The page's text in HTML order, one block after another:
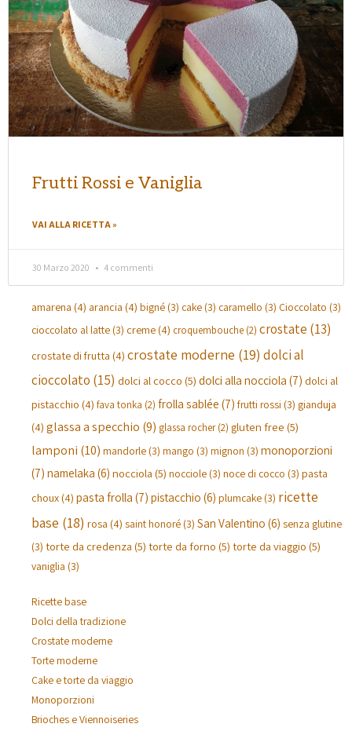
Frutti Rossi e Vaniglia
VAI ALLA RICETTA »
30 Marzo 2020 4 commenti
amarena (4) arancia (4) bigné (3) cake (3) caramello (3) Cioccolato (3)
cioccolato al latte (3) creme(4) croquembouche (2) crostate (13)
crostate di frutta (4) crostate moderne (19) dolci al
cioccolato (15) dolci al cocco (5) dolci alla nocciola (7) dolci al
pistacchio (4) fava tonka (2) frolla sablée (7) frutti rossi (3) gianduja
(4) glassa a specchio (9) glassa rocher(2) gluten free (5)
lamponi (10) mandorle (3) mango (3) mignon (3) monoporzioni
(7) namelaka (6) nocciola (5) nocciole (3) noce di cocco (3) pasta
choux(4) pasta frolla (7) pistacchio (6) plumcake (3) ricette
base (18) rosa (4) saint honoré (3) San Valentino (6) senza glutine
(3) torte da credenza (5) torte da forno (5) torte da viaggio (5)
vaniglia (3)
Ricette base
Dolci della tradizione
Crostate moderne
Torte moderne
Cake e torte da viaggio
Monoporzioni
Brioches e Viennoiseries